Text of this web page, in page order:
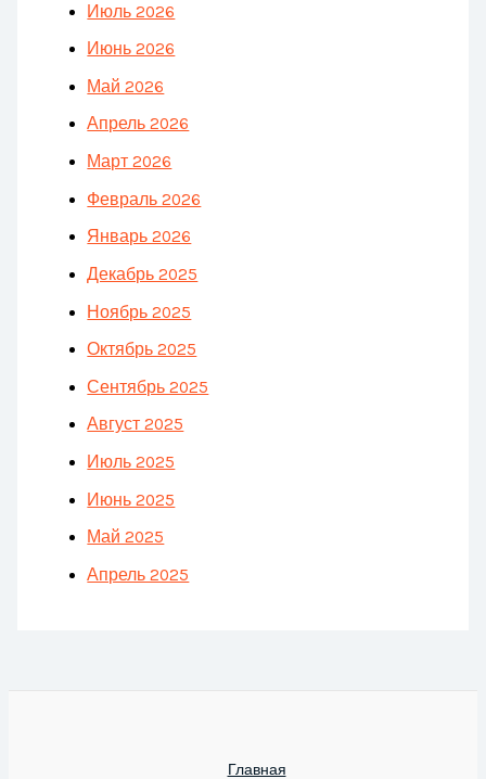
Июль 2026
Июнь 2026
Май 2026
Апрель 2026
Март 2026
Февраль 2026
Январь 2026
Декабрь 2025
Ноябрь 2025
Октябрь 2025
Сентябрь 2025
Август 2025
Июль 2025
Июнь 2025
Май 2025
Апрель 2025
Главная